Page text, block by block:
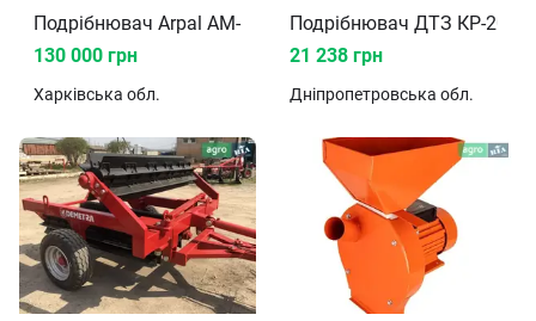
Подрібнювач Arpal AM-160-BD 2018
130 000 грн
Харківська обл.
Подрібнювач ДТЗ КР-20С
21 238 грн
Дніпропетровська обл.